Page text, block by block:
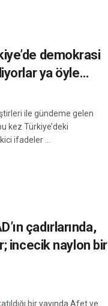
demokrasi
ya öyle…
ile gündeme gelen
kez Türkiye’deki
ifadeler ...
çadırlarında,
incecik naylon bir
bir yayında Afet ve